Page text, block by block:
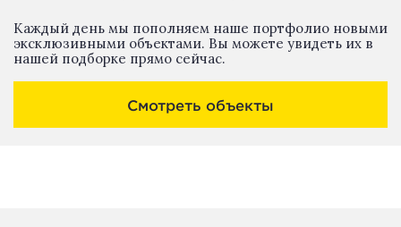
Каждый день мы пополняем наше портфолио новыми
эксклюзивными объектами. Вы можете увидеть их в
нашей подборке прямо сейчас.
Смотреть объекты